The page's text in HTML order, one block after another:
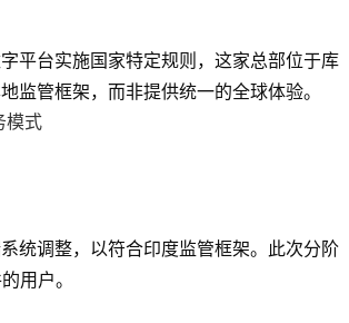
平台实施国家特定规则，这家总部位于库
监管框架，而非提供统一的全球体验。
模式
统调整，以符合印度监管框架。此次分阶
用户。